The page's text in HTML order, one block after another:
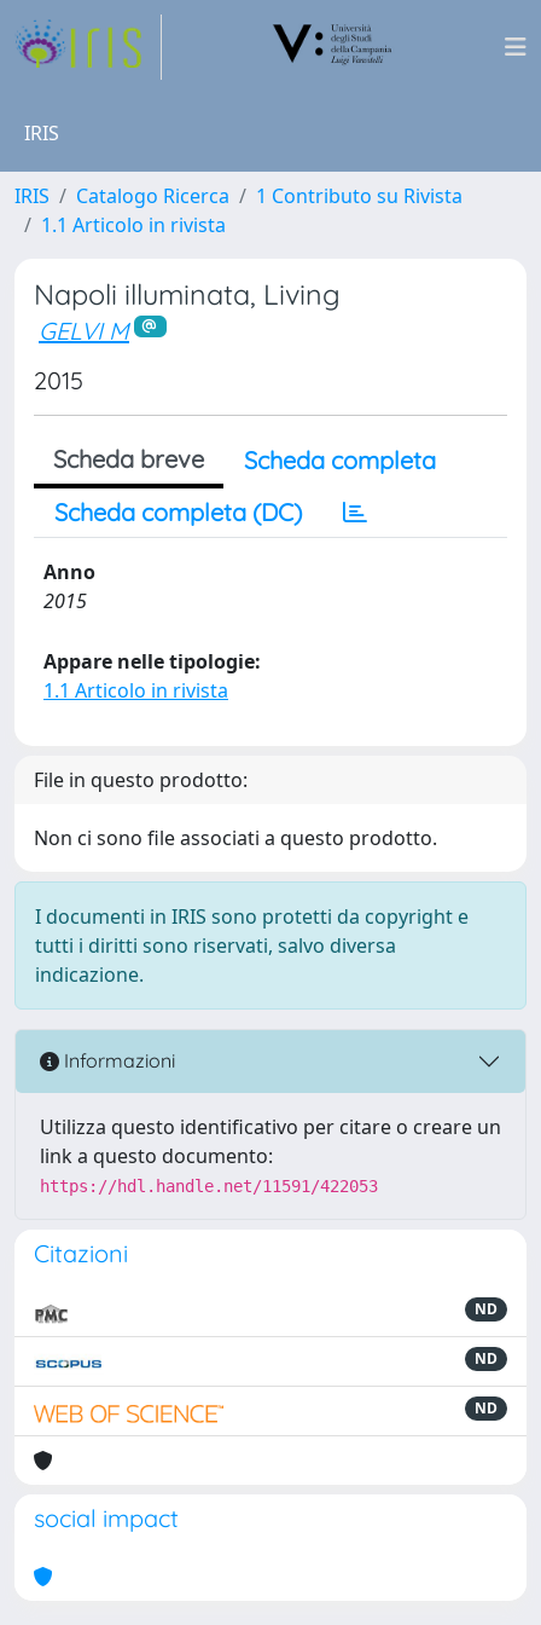
IRIS
IRIS Catalogo Ricerca
1 Contributo su Rivista
1.1 Articolo in rivista
Napoli illuminata, Living
GELVI M
2015
Scheda breve
Scheda completa
Scheda completa (DC)
Anno
2015
Appare nelle tipologie:
1.1 Articolo in rivista
File in questo prodotto:
Non ci sono file associati a questo prodotto.
I documenti in IRIS sono protetti da copyright e
tutti i diritti sono riservati, salvo diversa
indicazione.
Informazioni
Utilizza questo identificativo per citare o creare un
link a questo documento:
https://hdl.handle.net/11591/422053
Citazioni
ND
ND
ND
social impact